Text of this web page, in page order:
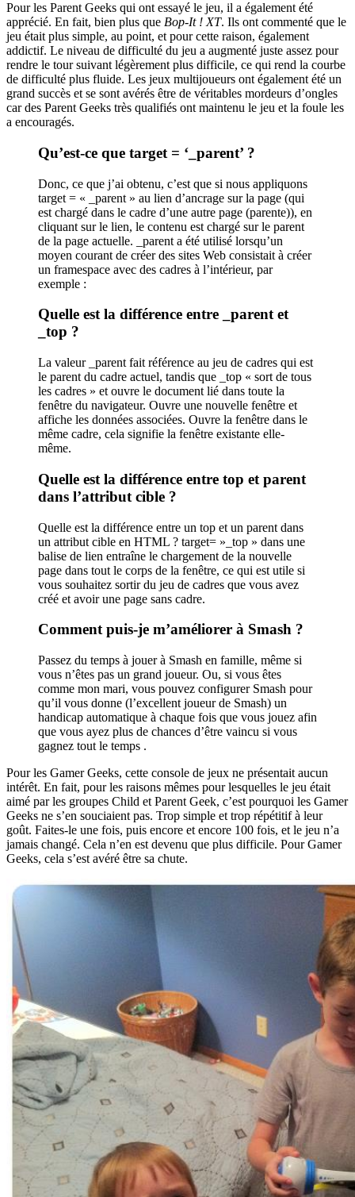
Pour les Parent Geeks qui ont essayé le jeu, il a également été
apprécié. En fait, bien plus que Bop-It ! XT. Ils ont commenté que le
jeu était plus simple, au point, et pour cette raison, également
addictif. Le niveau de difficulté du jeu a augmenté juste assez pour
rendre le tour suivant légèrement plus difficile, ce qui rend la courbe
de difficulté plus fluide. Les jeux multijoueurs ont également été un
grand succès et se sont avérés être de véritables mordeurs d’ongles
car des Parent Geeks très qualifiés ont maintenu le jeu et la foule les
a encouragés.
Qu’est-ce que target = ‘_parent’ ?
Donc, ce que j’ai obtenu, c’est que si nous appliquons
target = « _parent » au lien d’ancrage sur la page (qui
est chargé dans le cadre d’une autre page (parente)), en
cliquant sur le lien, le contenu est chargé sur le parent
de la page actuelle. _parent a été utilisé lorsqu’un
moyen courant de créer des sites Web consistait à créer
un framespace avec des cadres à l’intérieur, par
exemple :
Quelle est la différence entre _parent et
_top ?
La valeur _parent fait référence au jeu de cadres qui est
le parent du cadre actuel, tandis que _top « sort de tous
les cadres » et ouvre le document lié dans toute la
fenêtre du navigateur. Ouvre une nouvelle fenêtre et
affiche les données associées. Ouvre la fenêtre dans le
même cadre, cela signifie la fenêtre existante elle-
même.
Quelle est la différence entre top et parent
dans l’attribut cible ?
Quelle est la différence entre un top et un parent dans
un attribut cible en HTML ? target= »_top » dans une
balise de lien entraîne le chargement de la nouvelle
page dans tout le corps de la fenêtre, ce qui est utile si
vous souhaitez sortir du jeu de cadres que vous avez
créé et avoir une page sans cadre.
Comment puis-je m’améliorer à Smash ?
Passez du temps à jouer à Smash en famille, même si
vous n’êtes pas un grand joueur. Ou, si vous êtes
comme mon mari, vous pouvez configurer Smash pour
qu’il vous donne (l’excellent joueur de Smash) un
handicap automatique à chaque fois que vous jouez afin
que vous ayez plus de chances d’être vaincu si vous
gagnez tout le temps .
Pour les Gamer Geeks, cette console de jeux ne présentait aucun
intérêt. En fait, pour les raisons mêmes pour lesquelles le jeu était
aimé par les groupes Child et Parent Geek, c’est pourquoi les Gamer
Geeks ne s’en souciaient pas. Trop simple et trop répétitif à leur
goût. Faites-le une fois, puis encore et encore 100 fois, et le jeu n’a
jamais changé. Cela n’en est devenu que plus difficile. Pour Gamer
Geeks, cela s’est avéré être sa chute.